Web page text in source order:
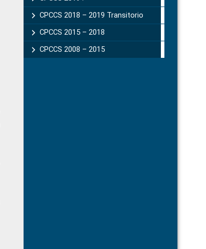
CPCCS 2018 – 2019 Transitorio
CPCCS 2015 – 2018
CPCCS 2008 – 2015